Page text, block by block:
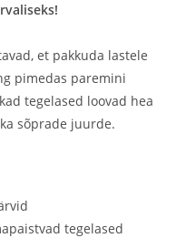
et pakkuda lastele
pimedas paremini
tegelased loovad hea
sõprade juurde.
tegelased